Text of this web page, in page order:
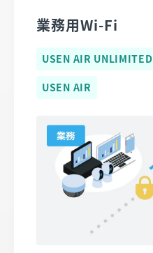
業務用Wi-Fi​​​
USEN AIR UNLIMITED
USEN AIR